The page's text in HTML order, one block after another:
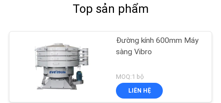
Top sản phẩm
Đường kính 600mm Máy
sàng Vibro
MOQ:1 bộ
LIÊN HỆ